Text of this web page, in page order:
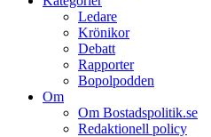
Ledare
Krönikor
Debatt
Rapporter
Bopolpodden
Om
Om Bostadspolitik.se
Redaktionell policy